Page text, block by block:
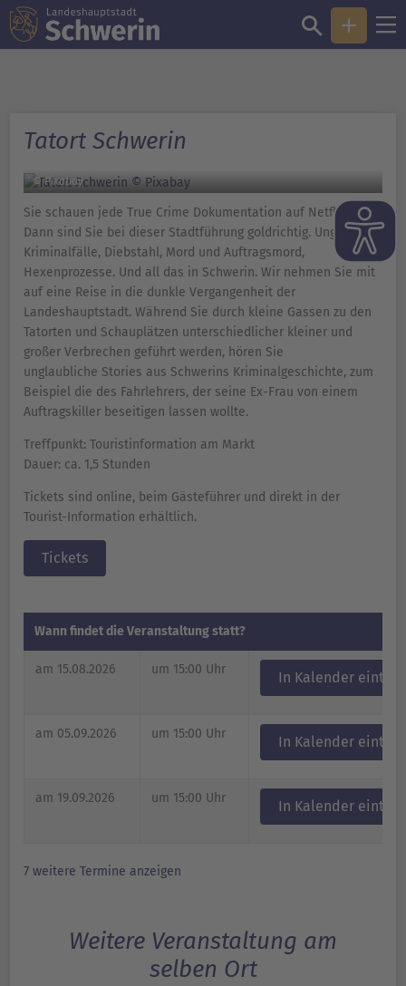
Tatort Schwerin
© Pixabay
Sie schauen jede True Crime Dokumentation auf Netflix?
Dann sind Sie bei dieser Stadtführung goldrichtig. Ungeklärte
Kriminalfälle, Diebstahl, Mord und Auftragsmord,
Hexenprozesse. Und all das in Schwerin. Wir nehmen Sie mit
auf eine Reise in die dunkle Vergangenheit der
Landeshauptstadt. Während Sie durch kleine Gassen zu den
Tatorten und Schauplätzen unterschiedlicher kleiner und
großer Verbrechen geführt werden, hören Sie
unglaubliche Stories aus Schwerins Kriminalgeschichte, zum
Beispiel die des Fahrlehrers, der seine Ex-Frau von einem
Auftragskiller beseitigen lassen wollte.
Treffpunkt: Touristinformation am Markt
Dauer: ca. 1,5 Stunden
Tickets sind online, beim Gästeführer und direkt in der
Tourist-Information erhältlich.
Tickets
Wann findet die Veranstaltung statt?
am 15.08.2026 um 15:00 Uhr In Kalender
am 05.09.2026 um 15:00 Uhr In Kalender
am 19.09.2026 um 15:00 Uhr In Kalender
7 weitere Termine anzeigen
Weitere Veranstaltung am
selben Ort